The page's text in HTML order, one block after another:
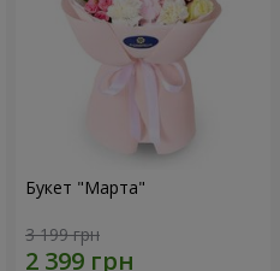
Букет "Марта"
3 199 грн